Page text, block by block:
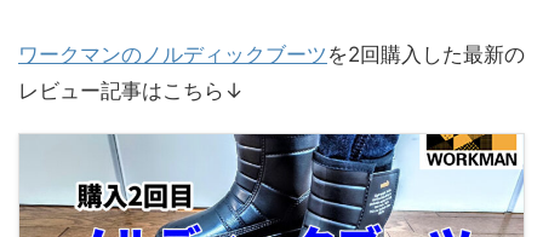
ワークマンのノルディックブーツ を2回購入した最新の
レビュー記事はこちら↓